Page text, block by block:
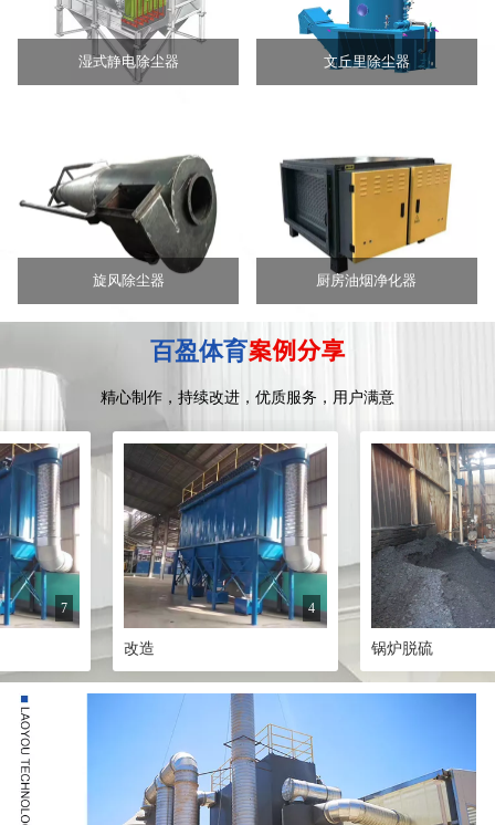
湿式静电除尘器 文丘里除尘器
旋风除尘器 厨房油烟净化器
百盈体育案例分享
精心制作，持续改进，优质服务，用户满意
7 4
锅炉脱硫